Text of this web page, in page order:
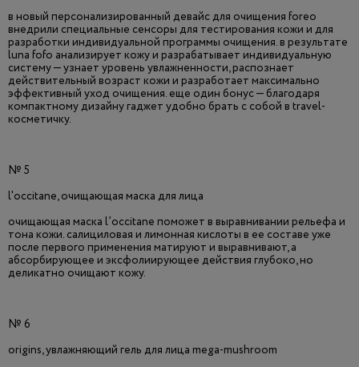
в новый персонализированный девайс для очищения foreo
внедрили специальные сенсоры для тестирования кожи и для
разработки индивидуальной программы очищения. в результате
luna fofo анализирует кожу и разрабатывает индивидуальную
систему — узнает уровень увлажненности, распознает
действительный возраст кожи и разработает максимально
эффективный уход очищения. еще один бонус — благодаря
компактному дизайну гаджет удобно брать с собой в travel-
косметичку.
№ 5
l'occitane, очищающая маска для лица
очищающая маска l’occitane поможет в выравнивании рельефа и
тона кожи. салициловая и лимонная кислоты в ее составе уже
после первого применения матируют и выравнивают, а
абсорбирующее и эксфолиирующее действия глубоко, но
деликатно очищают кожу.
№ 6
origins, увлажняющий гель для лица mega-mushroom